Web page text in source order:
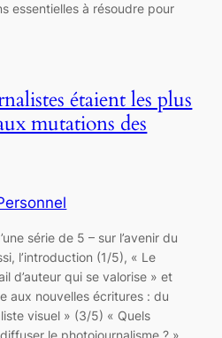
essentielles à résoudre pour
étaient les plus
mutations des
série de 5 – sur l’avenir du
l’introduction (1/5), « Le
d’auteur qui se valorise » et
aux nouvelles écritures : du
visuel » (3/5) « Quels